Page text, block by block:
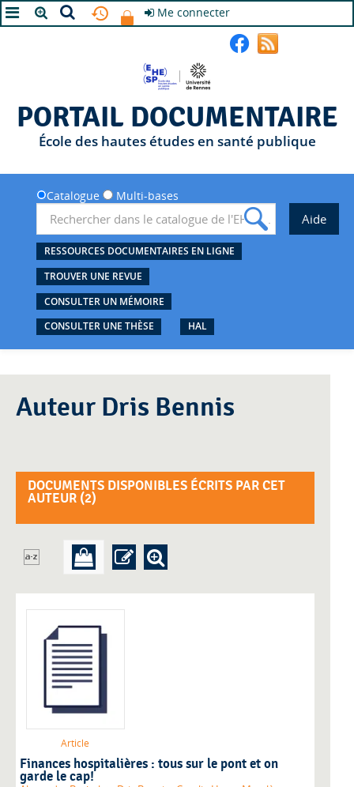
Me connecter
PORTAIL DOCUMENTAIRE
École des hautes études en santé publique
Catalogue Multi-bases
RESSOURCES DOCUMENTAIRES EN LIGNE
TROUVER UNE REVUE
CONSULTER UN MÉMOIRE
CONSULTER UNE THÈSE
HAL
Auteur Dris Bennis
DOCUMENTS DISPONIBLES ÉCRITS PAR CET
AUTEUR (2)
Article
Finances hospitalières : tous sur le pont et on
garde le cap!